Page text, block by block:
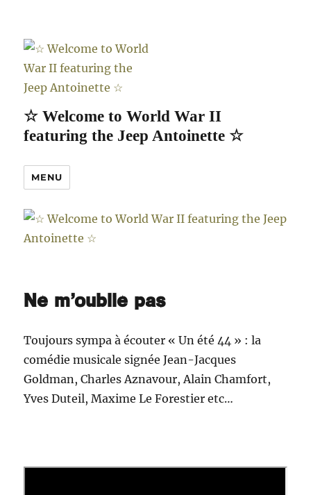
☆ Welcome to World War II
featuring the Jeep Antoinette ☆
MENU
Ne m’oublie pas
Toujours sympa à écouter « Un été 44 » : la
comédie musicale signée Jean-Jacques
Goldman, Charles Aznavour, Alain Chamfort,
Yves Duteil, Maxime Le Forestier etc…